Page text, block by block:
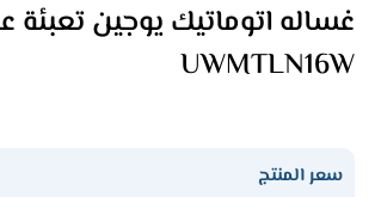
UWMTLN16W
سعر المنتج